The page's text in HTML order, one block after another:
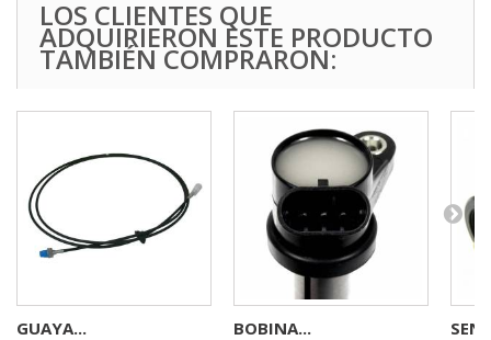
LOS CLIENTES QUE
ADQUIRIERON ESTE PRODUCTO
TAMBIÉN COMPRARON:
GUAYA... BOBINA...